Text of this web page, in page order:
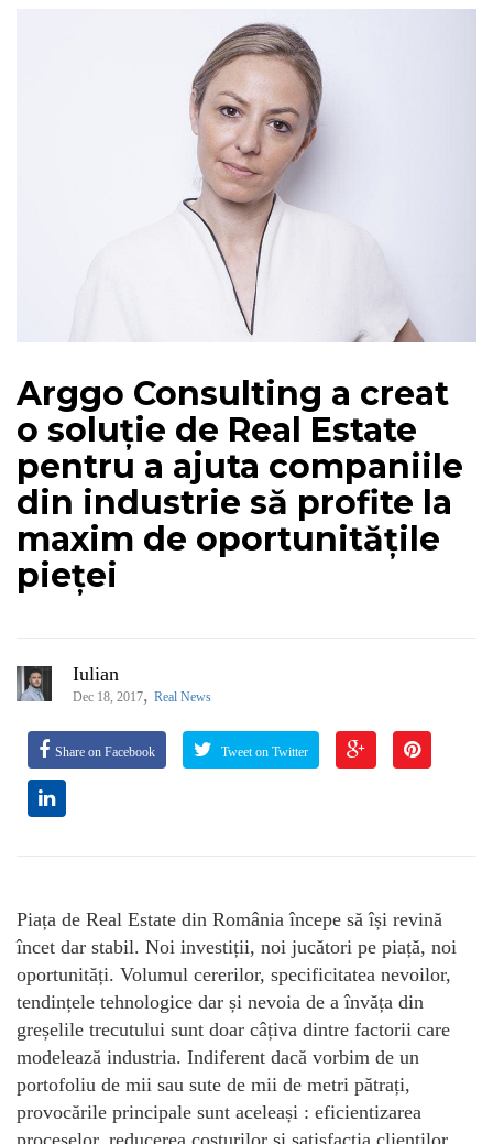
Arggo Consulting a creat
o soluție de Real Estate
pentru a ajuta companiile
din industrie să profite la
maxim de oportunitățile
pieței
Iulian
Dec 18, 2017, Real News
Share on Facebook Tweet on Twitter
Piața de Real Estate din România începe să își revină
încet dar stabil. Noi investiții, noi jucători pe piață, noi
oportunități. Volumul cererilor, specificitatea nevoilor,
tendințele tehnologice dar și nevoia de a învăța din
greșelile trecutului sunt doar câțiva dintre factorii care
modelează industria. Indiferent dacă vorbim de un
portofoliu de mii sau sute de mii de metri pătrați,
provocările principale sunt aceleași : eficientizarea
proceselor, reducerea costurilor și satisfacția clienților.